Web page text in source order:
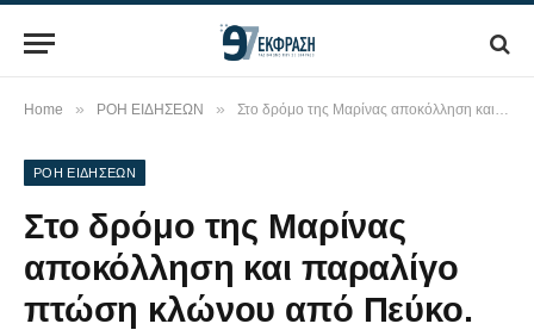
Home » ΡΟΗ ΕΙΔΗΣΕΩΝ » Στο δρόμο της Μαρίνας αποκόλληση και παραλίγο πτώση κλώνου από Πεύκο.
ΡΟΗ ΕΙΔΗΣΕΩΝ
Στο δρόμο της Μαρίνας
αποκόλληση και παραλίγο
πτώση κλώνου από Πεύκο.